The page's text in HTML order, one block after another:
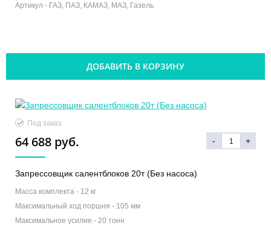
Артикул - ГАЗ, ПАЗ, КАМАЗ, МАЗ, Газель
ДОБАВИТЬ В КОРЗИНУ
Под заказ
64 688 руб. - +
Запрессовщик салентблоков 20т (Без насоса)
Масса комплекта - 12 кг
Максимальный ход поршня - 105 мм
Максимальное усилие - 20 тонн